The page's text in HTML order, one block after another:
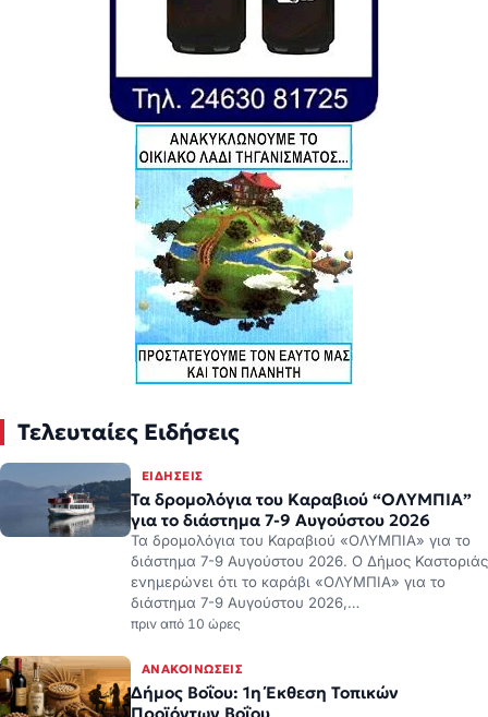
Τελευταίες Ειδήσεις
Τα δρομολόγια του Καραβιού “ΟΛΥΜΠΙΑ”
για το διάστημα 7-9 Αυγούστου 2026
Τα δρομολόγια του Καραβιού «ΟΛΥΜΠΙΑ» για το
διάστημα 7-9 Αυγούστου 2026. Ο Δήμος Καστοριάς
ενημερώνει ότι το καράβι «ΟΛΥΜΠΙΑ» για το
διάστημα 7-9 Αυγούστου 2026,…
πριν από 10 ώρες
Δήμος Βοΐου: 1η Έκθεση Τοπικών
Προϊόντων Βοΐου